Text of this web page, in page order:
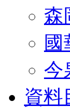
森
今
資料